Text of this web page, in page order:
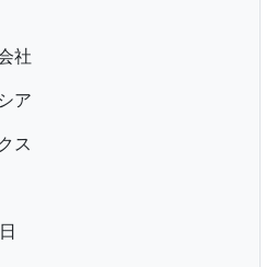
社
ア
ス